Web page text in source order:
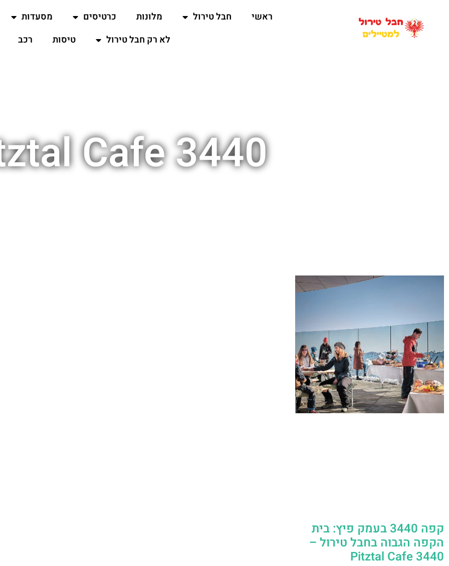
ראשי חבל טירול מלונות כרטיסים
מסעדות
לא רק חבל טירול
טיסות רכב
Cafe 3440
קפה 3440 בעמק פיץ: בית
הקפה הגבוה בחבל טירול –
Pitztal Cafe 3440